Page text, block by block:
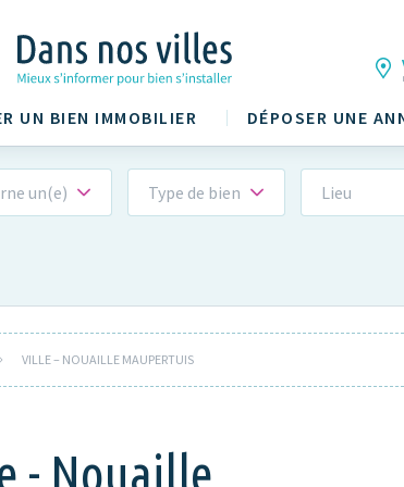
UN BIEN IMMOBILIER DÉPOSER UNE
un(e) Type de bien Lieu
VILLE – NOUAILLE MAUPERTUIS
- Nouaille